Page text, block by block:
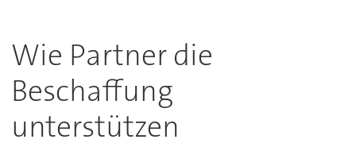
Wie Partner die
Beschaffung
unterstützen